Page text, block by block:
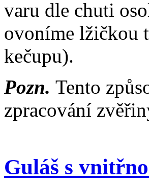
varu dle chuti
ovoníme lžičkou
kečupu).
Pozn. Tento
zpracování
Guláš s